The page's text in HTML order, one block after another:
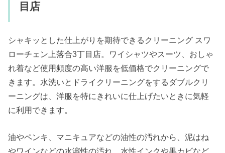
目店
シャキッとした仕上がりを期待できるクリーニング スワ
ローチェン上落合3丁目店。ワイシャツやスーツ、おしゃ
れ着など使用頻度の高い洋服を低価格でクリーニングで
きます。水洗いとドライクリーニングをするダブルクリ
ーニングは、洋服を特にきれいに仕上げたいときに気軽
に利用できます。
油やペンキ、マニキュアなどの油性の汚れから、泥はね
やワインなどの水溶性の汚れ、水性インクや黒カビなど